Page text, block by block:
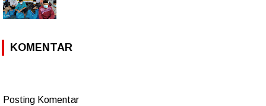
KOMENTAR
Posting Komentar